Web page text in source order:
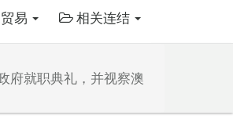
易 相关连结
府就职典礼，并视察澳